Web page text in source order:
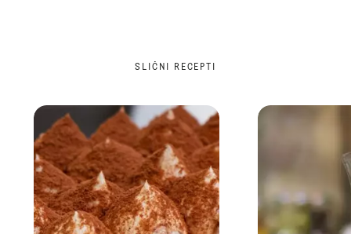
SLIČNI RECEPTI